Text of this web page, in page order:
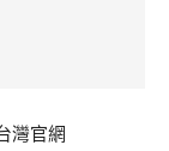
灣官網